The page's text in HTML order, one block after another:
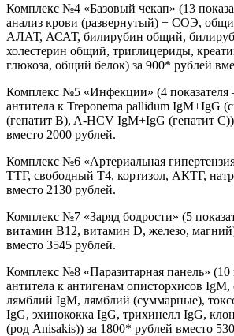
Комплекс №4 «Базовый чекап» (13
анализ крови (развернутый) + СОЭ,
АЛАТ, АСАТ, билирубин общий,
холестерин общий, триглицериды,
глюкоза, общий белок) за 900* рублей
Комплекс №5 «Инфекции» (4
антитела к Treponema pallidum IgM+IgG
(гепатит B), A-HCV IgM+IgG (гепатит
вместо 2000 рублей.
Комплекс №6 «Артериальная
ТТГ, свободный Т4, кортизол, АКТГ,
вместо 2130 рублей.
Комплекс №7 «Заряд бодрости» (5
витамин В12, витамин D, железо,
вместо 3545 рублей.
Комплекс №8 «Паразитарная панель» (10
антитела к антигенам описторхисов
лямблий IgM, лямблий (суммарные),
IgG, эхинококка IgG, трихинелл IgG,
(род Anisakis)) за 1800* рублей вместо